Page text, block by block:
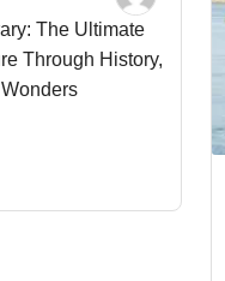
The Ultimate
Through History,